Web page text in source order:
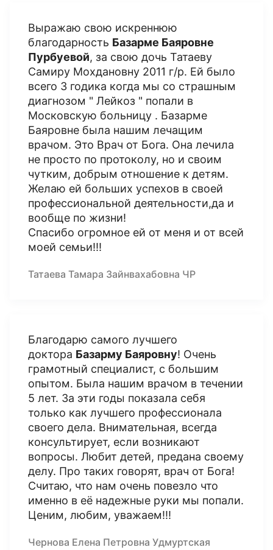
Выражаю свою искреннюю
благодарность Базарме Баяровне
Пурбуевой, за свою дочь Татаеву
Самиру Мохдановну 2011 г/р. Ей было
всего 3 годика когда мы со страшным
диагнозом " Лейкоз " попали в
Московскую больницу . Базарме
Баяровне была нашим лечащим
врачом. Это Врач от Бога. Она лечила
не просто по протоколу, но и своим
чутким, добрым отношение к детям.
Желаю ей больших успехов в своей
профессиональной деятельности,да и
вообще по жизни!
Спасибо огромное ей от меня и от всей
моей семьи!!!
Татаева Тамара Зайнвахабовна ЧР
Благодарю самого лучшего
доктора Базарму Баяровну! Очень
грамотный специалист, с большим
опытом. Была нашим врачом в течении
5 лет. За эти годы показала себя
только как лучшего профессионала
своего дела. Внимательная, всегда
консультирует, если возникают
вопросы. Любит детей, предана своему
делу. Про таких говорят, врач от Бога!
Считаю, что нам очень повезло что
именно в её надежные руки мы попали.
Ценим, любим, уважаем!!!
Чернова Елена Петровна Удмуртская